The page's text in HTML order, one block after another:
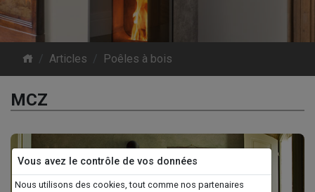
Vous avez le contrôle de vos données
Nous utilisons des cookies, tout comme nos partenaires
Articles Poêles à bois
MCZ